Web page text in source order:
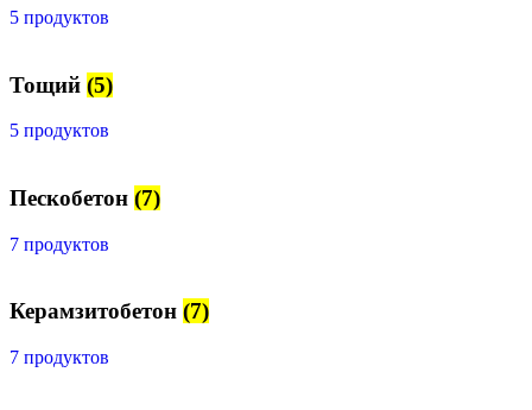
5 продуктов
Тощий (5)
5 продуктов
Пескобетон (7)
7 продуктов
Керамзитобетон (7)
7 продуктов